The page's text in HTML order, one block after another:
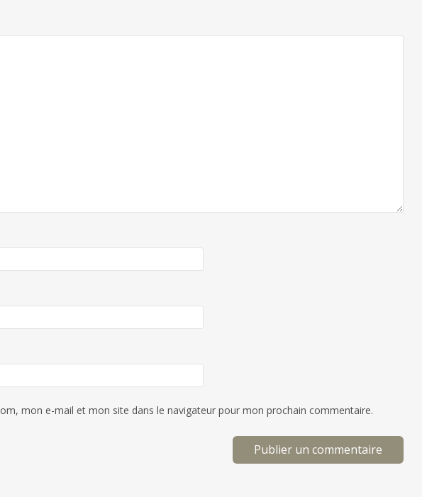
mon e-mail et mon site dans le navigateur pour mon prochain commentaire.